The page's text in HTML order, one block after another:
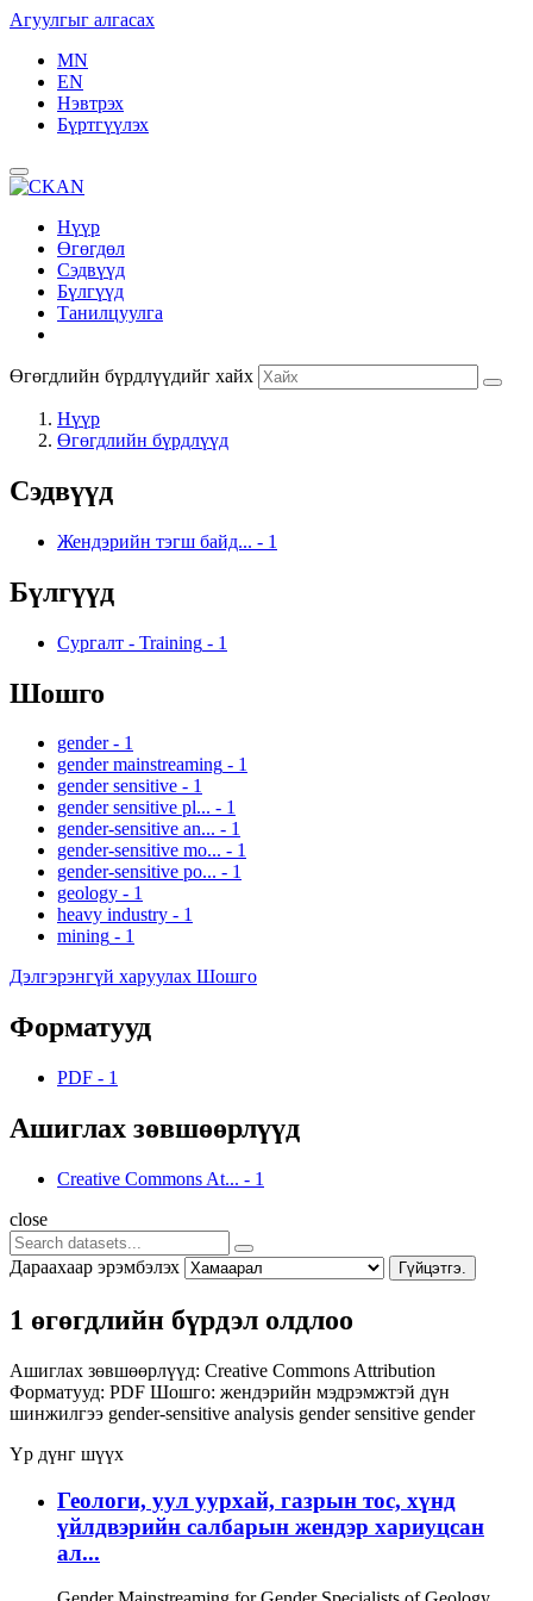
Агуулгыг алгасах
MN
EN
Нэвтрэх
Бүртгүүлэх
Нүүр
Өгөгдөл
Сэдвүүд
Бүлгүүд
Танилцуулга
Өгөгдлийн бүрдлүүдийг хайх
Нүүр
Өгөгдлийн бүрдлүүд
Сэдвүүд
Жендэрийн тэгш байд... - 1
Бүлгүүд
Сургалт - Training - 1
Шошго
gender - 1
gender mainstreaming - 1
gender sensitive - 1
gender sensitive pl... - 1
gender-sensitive an... - 1
gender-sensitive mo... - 1
gender-sensitive po... - 1
geology - 1
heavy industry - 1
mining - 1
Дэлгэрэнгүй харуулах Шошго
Форматууд
PDF - 1
Ашиглах зөвшөөрлүүд
Creative Commons At... - 1
close
Дараахаар эрэмбэлэх Гүйцэтгэ.
1 өгөгдлийн бүрдэл олдлоо
Ашиглах зөвшөөрлүүд: Creative Commons Attribution
Форматууд: PDF Шошго: жендэрийн мэдрэмжтэй дүн
шинжилгээ gender-sensitive analysis gender sensitive gender
Үр дүнг шүүх
Геологи, уул уурхай, газрын тос, хүнд
үйлдвэрийн салбарын жендэр хариуцсан
ал...